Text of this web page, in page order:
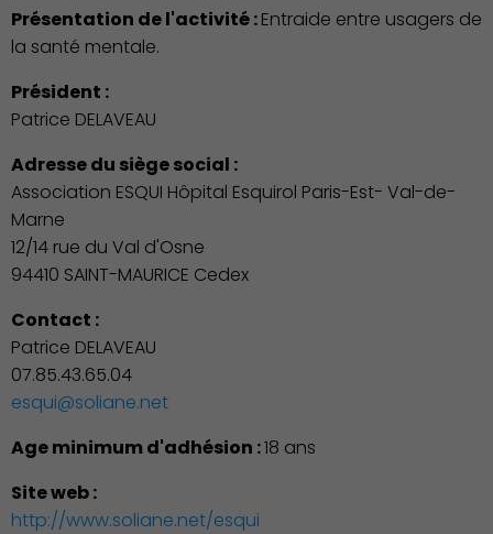
Présentation de l'activité :Entraide entre usagers de
la santé mentale.
Président :
Patrice DELAVEAU
Adresse du siège social :
Association ESQUI Hôpital Esquirol Paris-Est- Val-de-
Marne
12/14 rue du Val d'Osne
94410 SAINT-MAURICE Cedex
Contact :
Patrice DELAVEAU
07.85.43.65.04
esqui@soliane.net
Age minimum d'adhésion :18 ans
Site web :
http://www.soliane.net/esqui